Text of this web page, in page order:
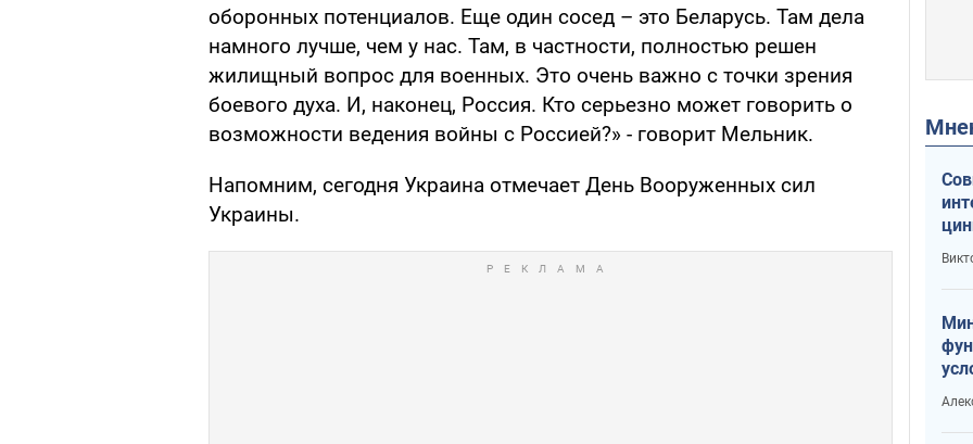
оборонных потенциалов. Еще один сосед – это Беларусь. Там дела
намного лучше, чем у нас. Там, в частности, полностью решен
жилищный вопрос для военных. Это очень важно с точки зрения
боевого духа. И, наконец, Россия. Кто серьезно может говорить о
возможности ведения войны с Россией?» - говорит Мельник.
Напомним, сегодня Украина отмечает День Вооруженных сил
Украины.